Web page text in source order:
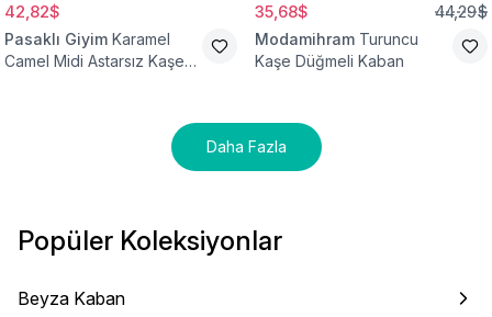
42,82$
Pasaklı Giyim Karamel
Camel Midi Astarsız Kaşe
35,68$ 44,29$
Modamihram Turuncu
Kaşe Düğmeli Kaban
Daha Fazla
Popüler Koleksiyonlar
Beyza Kaban